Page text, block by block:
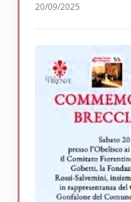
20/09/2025